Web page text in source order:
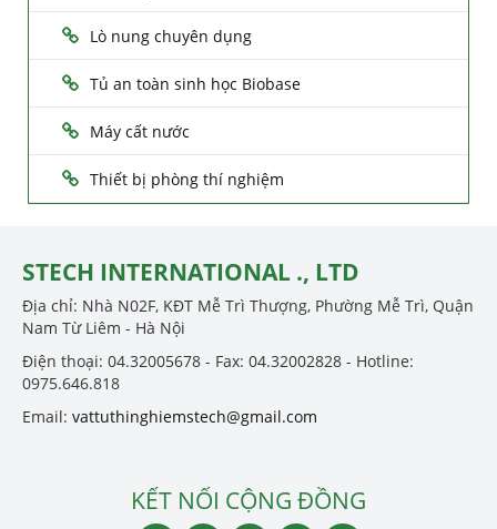
Lò nung chuyên dụng
Tủ an toàn sinh học Biobase
Máy cất nước
Thiết bị phòng thí nghiệm
STECH INTERNATIONAL ., LTD
Địa chỉ: Nhà N02F, KĐT Mễ Trì Thượng, Phường Mễ Trì, Quận
Nam Từ Liêm - Hà Nội
Điện thoại: 04.32005678 - Fax: 04.32002828 - Hotline:
0975.646.818
Email: vattuthinghiemstech@gmail.com
KẾT NỐI CỘNG ĐỒNG